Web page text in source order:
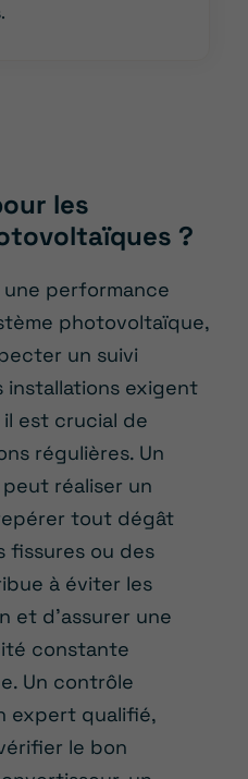
les
?
une performance
photovoltaïque,
un suivi
installations exigent
est crucial de
régulières. Un
réaliser un
tout dégât
fissures ou des
à éviter les
et d’assurer une
constante
Un contrôle
expert qualifié,
le bon